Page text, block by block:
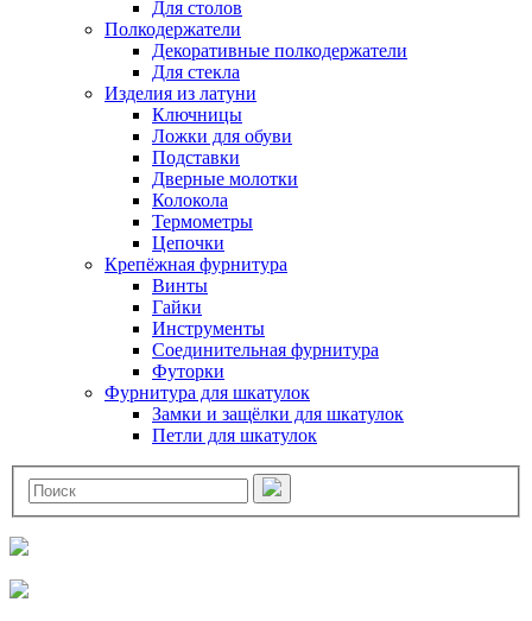
Для столов
Полкодержатели
Декоративные полкодержатели
Для стекла
Изделия из латуни
Ключницы
Ложки для обуви
Подставки
Дверные молотки
Колокола
Термометры
Цепочки
Крепёжная фурнитура
Винты
Гайки
Инструменты
Соединительная фурнитура
Футорки
Фурнитура для шкатулок
Замки и защёлки для шкатулок
Петли для шкатулок